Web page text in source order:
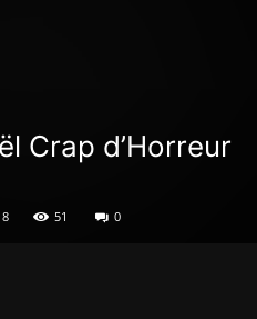
Crap d’Horreur
51 0